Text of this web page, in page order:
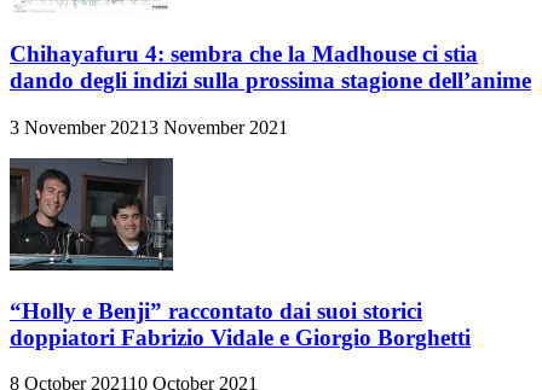
Chihayafuru 4: sembra che la Madhouse ci stia
dando degli indizi sulla prossima stagione dell’anime
3 November 20213 November 2021
“Holly e Benji” raccontato dai suoi storici
doppiatori Fabrizio Vidale e Giorgio Borghetti
8 October 202110 October 2021